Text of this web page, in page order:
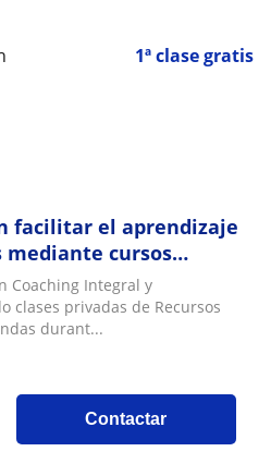
1ª clase gratis
facilitar el aprendizaje
mediante cursos
participativos
Coaching Integral y
clases privadas de Recursos
durant...
Contactar